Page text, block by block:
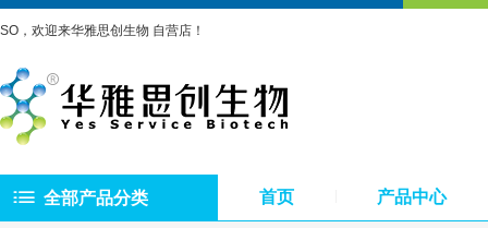
SO，欢迎来华雅思创生物 自营店！
全部产品分类 首页 产品中心